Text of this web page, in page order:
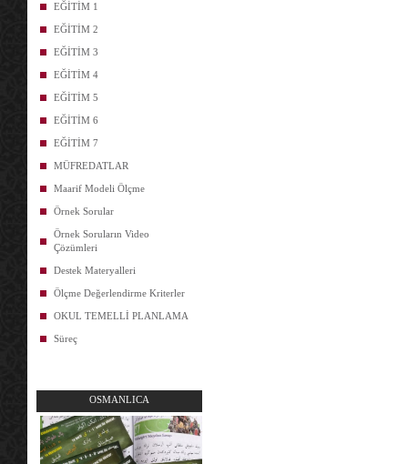
EĞİTİM 1
EĞİTİM 2
EĞİTİM 3
EĞİTİM 4
EĞİTİM 5
EĞİTİM 6
EĞİTİM 7
MÜFREDATLAR
Maarif Modeli Ölçme
Örnek Sorular
Örnek Soruların Video
Çözümleri
Destek Materyalleri
Ölçme Değerlendirme Kriterler
OKUL TEMELLİ PLANLAMA
Süreç
OSMANLICA